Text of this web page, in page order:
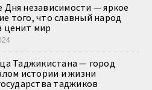
Дня независимости — яркое
того, что славный народ
ценит мир
Таджикистана — город
истории и жизни
таджиков